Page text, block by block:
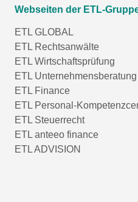
Webseiten der ETL-
ETL GLOBAL
ETL Rechtsanwälte
ETL Wirtschaftsprüfung
ETL Unternehmensberatung
ETL Finance
ETL Personal-
ETL Steuerrecht
ETL anteeo finance
ETL ADVISION